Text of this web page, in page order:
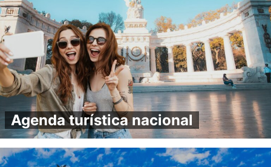
Agenda turística nacional